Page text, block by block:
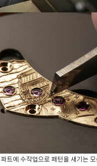
트에 수작업으로 패턴을 새기는